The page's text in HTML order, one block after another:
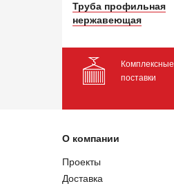
Труба профильная
нержавеющая
Комплексные
поставки
О компании
Проекты
Доставка